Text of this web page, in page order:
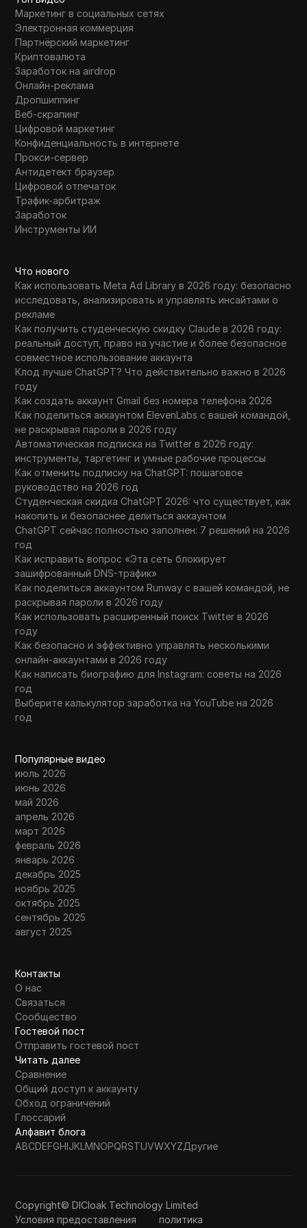
Маркетинг в социальных сетях
Электронная коммерция
Партнёрский маркетинг
Криптовалюта
Заработок на airdrop
Онлайн-реклама
Дропшиппинг
Веб-скрапинг
Цифровой маркетинг
Конфиденциальность в интернете
Прокси-сервер
Антидетект браузер
Цифровой отпечаток
Трафик-арбитраж
Заработок
Инструменты ИИ
Что нового
Как использовать Meta Ad Library в 2026 году: безопасно
исследовать, анализировать и управлять инсайтами о
рекламе
Как получить студенческую скидку Claude в 2026 году:
реальный доступ, право на участие и более безопасное
совместное использование аккаунта
Клод лучше ChatGPT? Что действительно важно в 2026
году
Как создать аккаунт Gmail без номера телефона 2026
Как поделиться аккаунтом ElevenLabs с вашей командой,
не раскрывая пароли в 2026 году
Автоматическая подписка на Twitter в 2026 году:
инструменты, таргетинг и умные рабочие процессы
Как отменить подписку на ChatGPT: пошаговое
руководство на 2026 год
Студенческая скидка ChatGPT 2026: что существует, как
накопить и безопаснее делиться аккаунтом
ChatGPT сейчас полностью заполнен: 7 решений на 2026
год
Как исправить вопрос «Эта сеть блокирует
зашифрованный DNS-трафик»
Как поделиться аккаунтом Runway с вашей командой, не
раскрывая пароли в 2026 году
Как использовать расширенный поиск Twitter в 2026
году
Как безопасно и эффективно управлять несколькими
онлайн-аккаунтами в 2026 году
Как написать биографию для Instagram: советы на 2026
год
Выберите калькулятор заработка на YouTube на 2026
год
Популярные видео
июль 2026
июнь 2026
май 2026
апрель 2026
март 2026
февраль 2026
январь 2026
декабрь 2025
ноябрь 2025
октябрь 2025
сентябрь 2025
август 2025
Контакты
О нас
Связаться
Сообщество
Гостевой пост
Отправить гостевой пост
Читать далее
Сравнение
Общий доступ к аккаунту
Обход ограничений
Глоссарий
Алфавит блога
ABCDEFGHIJKLMNOPQRSTUVWXYZДругие
Copyright© DICloak Technology Limited
Условия предоставления
политика